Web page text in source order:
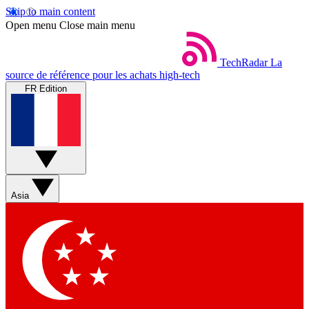
Skip to main content
Open menu Close main menu
TechRadar La
source de référence pour les achats high-tech
FR Edition
Asia